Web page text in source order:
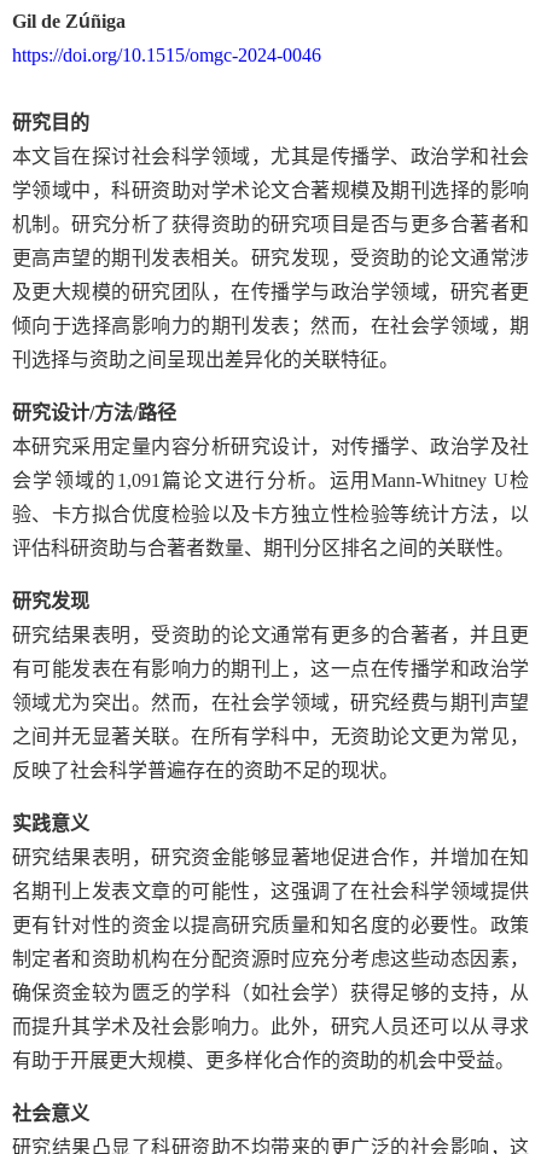
Gil de Zúñiga
https://doi.org/10.1515/omgc-2024-0046
研究目的
本文旨在探讨社会科学领域，尤其是传播学、政治学和社会
学领域中，科研资助对学术论文合著规模及期刊选择的影响
机制。研究分析了获得资助的研究项目是否与更多合著者和
更高声望的期刊发表相关。研究发现，受资助的论文通常涉
及更大规模的研究团队，在传播学与政治学领域，研究者更
倾向于选择高影响力的期刊发表；然而，在社会学领域，期
刊选择与资助之间呈现出差异化的关联特征。
研究设计/方法/路径
本研究采用定量内容分析研究设计，对传播学、政治学及社
会学领域的 1,091 篇论文进行分析。运用Mann-Whitney U检
验、卡方拟合优度检验以及卡方独立性检验等统计方法，以
评估科研资助与合著者数量、期刊分区排名之间的关联性。
研究发现
研究结果表明，受资助的论文通常有更多的合著者，并且更
有可能发表在有影响力的期刊上，这一点在传播学和政治学
领域尤为突出。然而，在社会学领域，研究经费与期刊声望
之间并无显著关联。在所有学科中，无资助论文更为常见，
反映了社会科学普遍存在的资助不足的现状。
实践意义
研究结果表明，研究资金能够显著地促进合作，并增加在知
名期刊上发表文章的可能性，这强调了在社会科学领域提供
更有针对性的资金以提高研究质量和知名度的必要性。政策
制定者和资助机构在分配资源时应充分考虑这些动态因素，
确保资金较为匮乏的学科（如社会学）获得足够的支持，从
而提升其学术及社会影响力。此外，研究人员还可以从寻求
有助于开展更大规模、更多样化合作的资助的机会中受益。
社会意义
研究结果凸显了科研资助不均带来的更广泛的社会影响，这